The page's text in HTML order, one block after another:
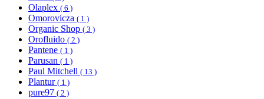
Olaplex ( 6 )
Omorovicza ( 1 )
Organic Shop ( 3 )
Orofluido ( 2 )
Pantene ( 1 )
Parusan ( 1 )
Paul Mitchell ( 13 )
Plantur ( 1 )
pure97 ( 2 )